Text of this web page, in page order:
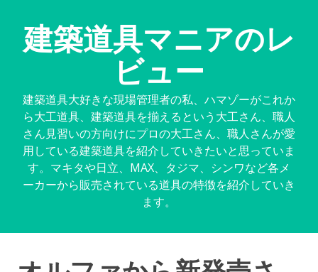
建築道具マニアのレ
ビュー
建築道具大好きな現場管理者の私、ハマゾーがこれか
ら大工道具、建築道具を揃えるという大工さん、職人
さん見習いの方向けにプロの大工さん、職人さんが愛
用している建築道具を紹介していきたいと思っていま
す。マキタや日立、MAX、タジマ、シンワなど各メ
ーカーから販売されている道具の特徴を紹介していき
ます。